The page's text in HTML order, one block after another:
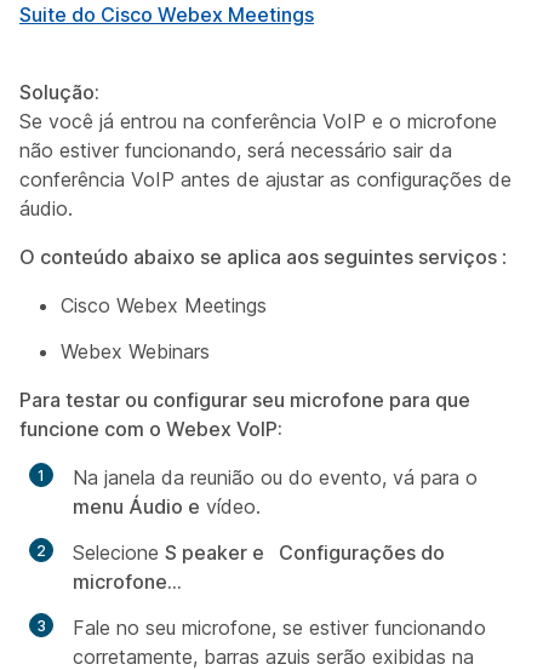
Suite do Cisco Webex Meetings
Solução:
Se você já entrou na conferência VoIP e o microfone
não estiver funcionando, será necessário sair da
conferência VoIP antes de ajustar as configurações de
áudio.
O conteúdo abaixo se aplica aos seguintes serviços :
Cisco Webex Meetings
Webex Webinars
Para testar ou configurar seu microfone para que
funcione com o Webex VoIP:
Na janela da reunião ou do evento, vá para o
menu Áudio e vídeo.
Selecione S peaker e Configurações do
microfone...
Fale no seu microfone, se estiver funcionando
corretamente, barras azuis serão exibidas na